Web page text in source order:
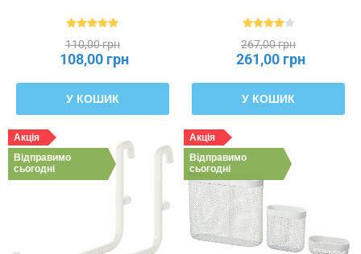
110,00 грн
108,00 грн
У КОШИК
267,00 грн
261,00 грн
У КОШИК
Акція
Відправимо
сьогодні
Акція
Відправимо
сьогодні